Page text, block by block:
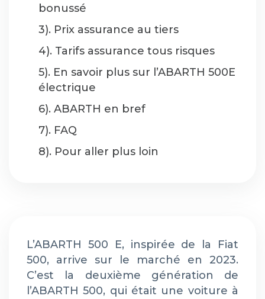
bonussé
3). Prix assurance au tiers
4). Tarifs assurance tous risques
5). En savoir plus sur l’ABARTH 500E
électrique
6). ABARTH en bref
7). FAQ
8). Pour aller plus loin
L’ABARTH 500 E, inspirée de la Fiat
500, arrive sur le marché en 2023.
C’est la deuxième génération de
l’ABARTH 500, qui était une voiture à